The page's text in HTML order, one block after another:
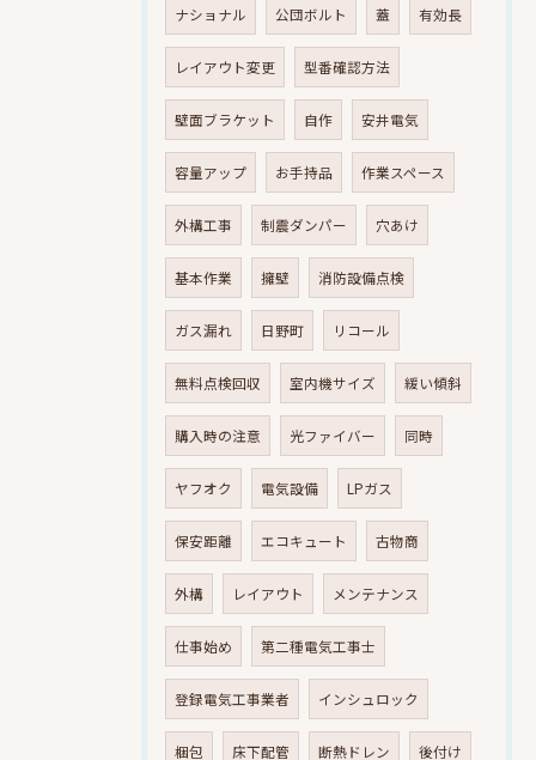
ナショナル 公団ボルト 蓋 有効長
レイアウト変更 型番確認方法
壁面ブラケット 自作 安井電気
容量アップ お手持品 作業スペース
外構工事 制震ダンパー 穴あけ
基本作業 擁壁 消防設備点検
ガス漏れ 日野町 リコール
無料点検回収 室内機サイズ 緩い傾斜
購入時の注意 光ファイバー 同時
ヤフオク 電気設備 LPガス
保安距離 エコキュート 古物商
外構 レイアウト メンテナンス
仕事始め 第二種電気工事士
登録電気工事業者 インシュロック
梱包 床下配管 断熱ドレン 後付け